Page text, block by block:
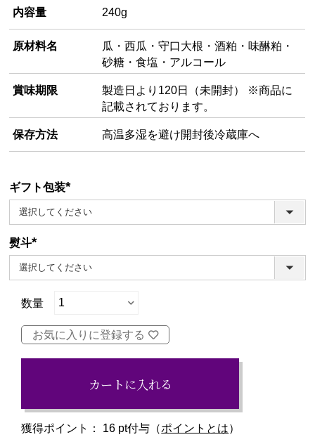
内容量 240g
原材料名
瓜・西瓜・守口大根・酒粕・味醂粕・
砂糖・食塩・アルコール
賞味期限
製造日より120日（未開封） ※商品に
記載されております。
保存方法 高温多湿を避け開封後冷蔵庫へ
ギフト包装
(必
須)
熨斗
(必
須)
お気に入りに登録する
カートに入れる
獲得ポイント： 16 pt付与（ポイントとは）